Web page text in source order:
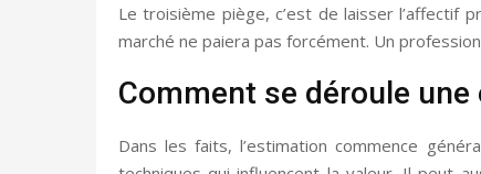
Le troisième piège, c’est de laisser l’affectif
marché ne paiera pas forcément. Un
Comment se déroule
Dans les faits, l’estimation commence